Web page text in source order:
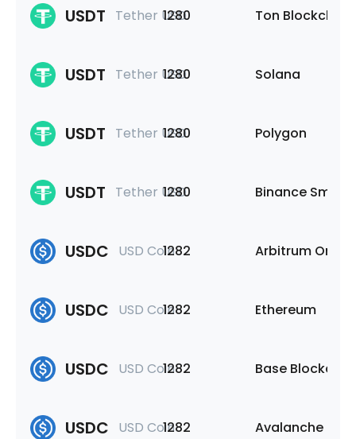
USDT Tether USD
1280 Ton Blockchain
USDT Tether USD
1280 Solana
USDT Tether USD
1280 Polygon
USDT Tether USD
1280 Binance Smart
USDC USD Coin1282 Arbitrum One
USDC USD Coin1282 Ethereum
USDC USD Coin1282 Base
USDC USD Coin1282 Avalanche C-